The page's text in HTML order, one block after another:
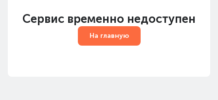
Сервис временно недоступен
На главную